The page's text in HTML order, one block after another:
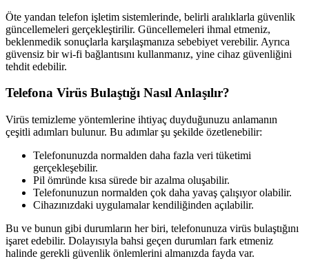
Öte yandan telefon işletim sistemlerinde, belirli aralıklarla güvenlik
güncellemeleri gerçekleştirilir. Güncellemeleri ihmal etmeniz,
beklenmedik sonuçlarla karşılaşmanıza sebebiyet verebilir. Ayrıca
güvensiz bir wi-fi bağlantısını kullanmanız, yine cihaz güvenliğini
tehdit edebilir.
Telefona Virüs Bulaştığı Nasıl Anlaşılır?
Virüs temizleme yöntemlerine ihtiyaç duyduğunuzu anlamanın
çeşitli adımları bulunur. Bu adımlar şu şekilde özetlenebilir:
Telefonunuzda normalden daha fazla veri tüketimi
gerçekleşebilir.
Pil ömründe kısa sürede bir azalma oluşabilir.
Telefonunuzun normalden çok daha yavaş çalışıyor olabilir.
Cihazınızdaki uygulamalar kendiliğinden açılabilir.
Bu ve bunun gibi durumların her biri, telefonunuza virüs bulaştığını
işaret edebilir. Dolayısıyla bahsi geçen durumları fark etmeniz
halinde gerekli güvenlik önlemlerini almanızda fayda var.